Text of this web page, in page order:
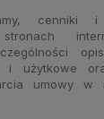
cenniki
i użytkowe
umowy w